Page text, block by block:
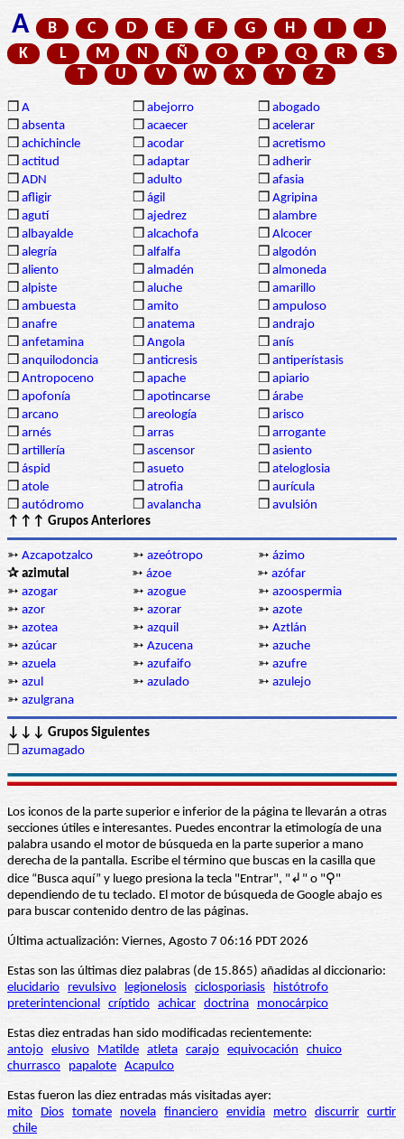
A B C D E F G H I
J
K
L M N Ñ O P Q R
S
T
U V W X Y Z
❒ A ❒ abejorro ❒ abogado
❒ absenta ❒ acaecer ❒ acelerar
❒ achichincle ❒ acodar ❒ acretismo
❒ actitud ❒ adaptar ❒ adherir
❒ ADN ❒ adulto ❒ afasia
❒ afligir ❒ ágil ❒ Agripina
❒ agutí ❒ ajedrez ❒ alambre
❒ albayalde ❒ alcachofa ❒ Alcocer
❒ alegría ❒ alfalfa ❒ algodón
❒ aliento ❒ almadén ❒ almoneda
❒ alpiste ❒ aluche ❒ amarillo
❒ ambuesta ❒ amito ❒ ampuloso
❒ anafre ❒ anatema ❒ andrajo
❒ anfetamina ❒ Angola ❒ anís
❒ anquilodoncia ❒ anticresis ❒ antiperístasis
❒ Antropoceno ❒ apache ❒ apiario
❒ apofonía ❒ apotincarse ❒ árabe
❒ arcano ❒ areología ❒ arisco
❒ arnés ❒ arras ❒ arrogante
❒ artillería ❒ ascensor ❒ asiento
❒ áspid ❒ asueto ❒ ateloglosia
❒ atole ❒ atrofia ❒ aurícula
❒ autódromo ❒ avalancha ❒ avulsión
↑↑↑ Grupos Anteriores
➳ Azcapotzalco ➳ azeótropo ➳ ázimo
✰ azimutal
➳ ázoe ➳ azófar
➳ azogar ➳ azogue ➳ azoospermia
➳ azor ➳ azorar ➳ azote
➳ azotea ➳ azquil ➳ Aztlán
➳ azúcar ➳ Azucena ➳ azuche
➳ azuela ➳ azufaifo ➳ azufre
➳ azul ➳ azulado ➳ azulejo
➳ azulgrana
↓↓↓ Grupos Siguientes
❒ azumagado
Los iconos de la parte superior e inferior de la página te llevarán a otras
secciones útiles e interesantes. Puedes encontrar la etimología de una
palabra usando el motor de búsqueda en la parte superior a mano
derecha de la pantalla. Escribe el término que buscas en la casilla que
dice “Busca aquí” y luego presiona la tecla "Entrar", "↲" o "⚲"
dependiendo de tu teclado. El motor de búsqueda de Google abajo es
para buscar contenido dentro de las páginas.
Última actualización: Viernes, Agosto 7 06:16 PDT 2026
Estas son las últimas diez palabras (de 15.865) añadidas al diccionario:
elucidario
revulsivo legionelosis ciclosporiasis
histótrofo
preterintencional críptido achicar doctrina monocárpico
Estas diez entradas han sido modificadas recientemente:
antojo elusivo Matilde atleta carajo equivocación
chuico
churrasco
papalote Acapulco
Estas fueron las diez entradas más visitadas ayer:
mito
Dios tomate novela financiero envidia metro discurrir curtir
chile